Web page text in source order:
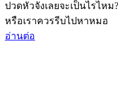
ปวดหัวจังเลยจะเป็นไรไห
หรือเราควรรีบไปหาหมอ
อ่านต่อ